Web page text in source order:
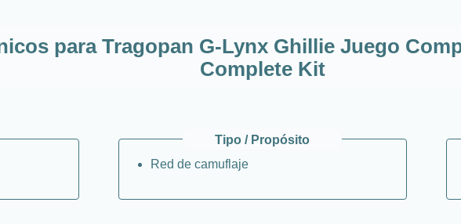
para Tragopan G-Lynx Ghillie Juego
Complete Kit
Tipo / Propósito
Red de camuflaje